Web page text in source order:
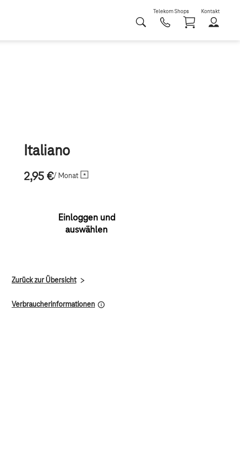
Telekom Shops Kontakt
Italiano
2,95 €/ Monat
Einloggen und
auswählen
Zurück zur Übersicht
Verbraucherinformationen